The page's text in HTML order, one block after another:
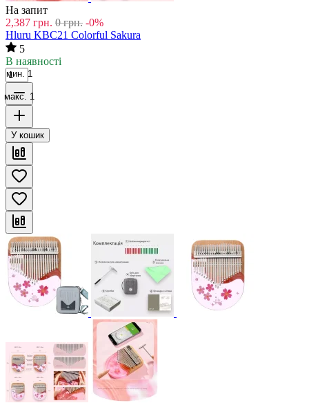
На запит
2,387 грн. 0 грн. -0%
Hluru KBC21 Colorful Sakura
5
В наявності
мин. 1
макс. 1
У кошик